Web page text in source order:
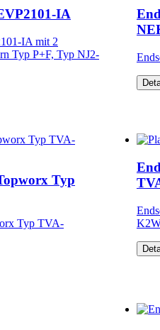
IA
IA mit 2
Typ P+F, Typ NJ2-
Typ
Typ TVA-